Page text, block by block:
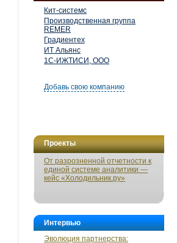
Кит-системс
Производственная группа
REMER
Градиентех
ИТ Альянс
1С-ИЖТИСИ, ООО
Добавь свою компанию
Проекты
От разрозненной отчетности к
единой системе аналитики —
кейс «Холодильник.ру»
Интервью
Эволюция партнерства: